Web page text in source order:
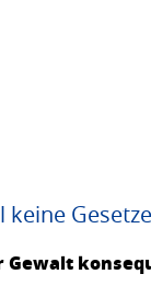
Gewalt